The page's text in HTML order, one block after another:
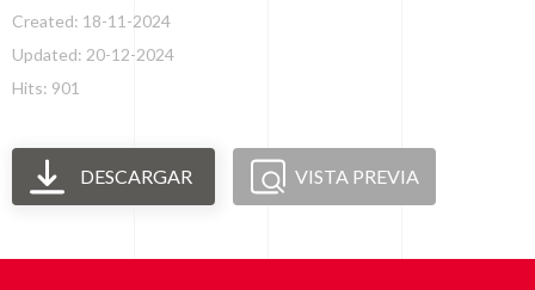
Created: 18-11-2024
Updated: 20-12-2024
Hits: 901
DESCARGAR VISTA PREVIA